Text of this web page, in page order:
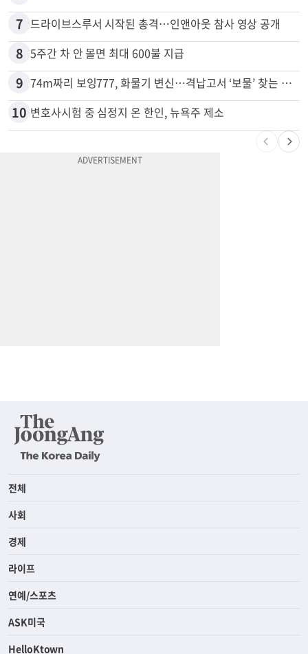
6 광고판 안에 사람이 산다?…LA 거리서 화제
7 드라이브스루서 시작된 총격…인앤아웃 참사 영상 공개
8 5주간 차 안 몰면 최대 600불 지급
9
전체
사회
경제
라이프
연예/스포츠